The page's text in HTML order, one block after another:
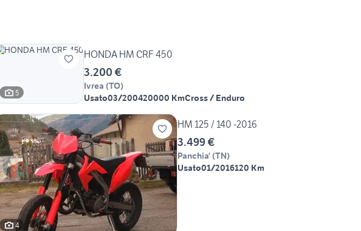
5
HONDA HM CRF 450
3.200 €
Ivrea (TO)
Usato03/200420000 KmCross / Enduro
4
HM 125 / 140 -2016
3.499 €
Panchia' (TN)
Usato01/2016120 Km